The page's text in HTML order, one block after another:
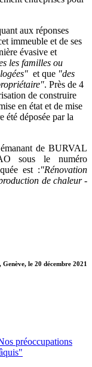
aux réponses
immeuble et de ses
évasive et
les familles ou
et que "des
. Près de 4
de construire
en état et de mise
été déposée par la
de BURVAL
sous le numéro
est :"Rénovation
de chaleur -
le 20 décembre 2021
préoccupations